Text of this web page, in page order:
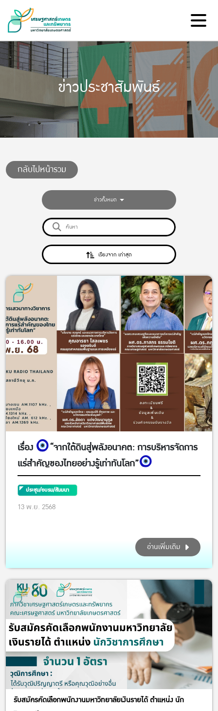
ข่าวประชาสัมพันธ์
กลับไปหน้ารวม
ข่าวทั้งหมด
เรียงจาก เก่าสุด
เรื่อง
“จากใต้ดินสู่พลังอนาคต: การบริหารจัดการ
แร่สำคัญของไทยอย่างรู้เท่าทันโลก”
ประชุม/อบรม/สัมมนา
13 พ.ย. 2568
อ่านเพิ่มเติม
รับสมัครคัดเลือกพนักงานมหาวิทยาลัยเงินรายได้ ตำแหน่ง นัก